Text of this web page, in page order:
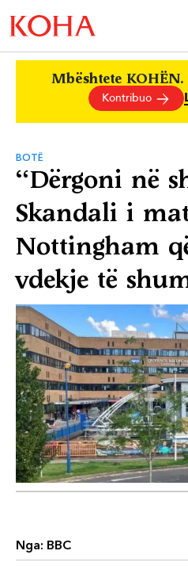
Mbështete
Kontribuo
BOTË
“Dërgoni në
Skandali i
Nottingham
vdekje të
Nga: BBC